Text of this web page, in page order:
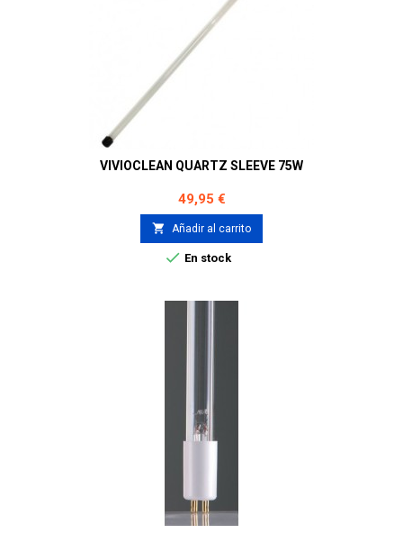
VIVIOCLEAN QUARTZ SLEEVE 75W
Precio
49,95 €
 Añadir al carrito
 En stock